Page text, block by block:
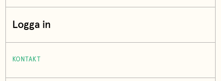
Logga in
KONTAKT